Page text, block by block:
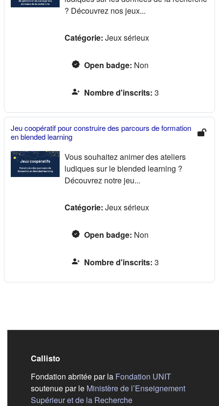
? Découvrez nos jeux...
Catégorie: Jeux sérieux
Open badge: Non
Nombre d'inscrits: 3
Jeu coopératif pour construire des parcours de formation
en blended learning
Vous souhaitez animer des ateliers
ludiques sur le blended learning ?
Découvrez notre jeu...
Catégorie: Jeux sérieux
Open badge: Non
Nombre d'inscrits: 3
Callisto
Fondation abritée par la Fondation UNIT(s'ouvre
soutenue par le Ministère de l’Enseignement
Supérieur et de la Recherche(s'ouvre dans un nouvel